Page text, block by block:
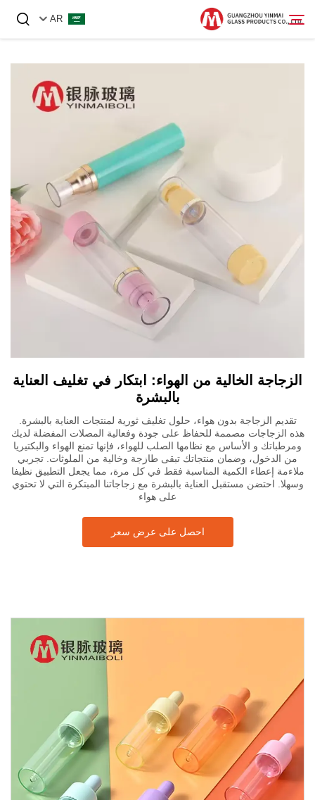
AR
الزجاجة الخالية من الهواء: ابتكار في تغليف العناية
بالبشرة
تقديم الزجاجة بدون هواء، حلول تغليف ثورية لمنتجات العناية بالبشرة.
هذه الزجاجات مصممة للحفاظ على جودة وفعالية المصلات المفضلة لديك
ومرطباتك و الأساس مع نظامها الصلب للهواء، فإنها تمنع الهواء والبكتيريا
من الدخول، وضمان منتجاتك تبقى طازجة وخالية من الملوثات. تجربي
ملاءمة إعطاء الكمية المناسبة فقط في كل مرة، مما يجعل التطبيق نظيفا
وسهلا. احتضن مستقبل العناية بالبشرة مع زجاجاتنا المبتكرة التي لا تحتوي
على هواء
احصل على عرض سعر